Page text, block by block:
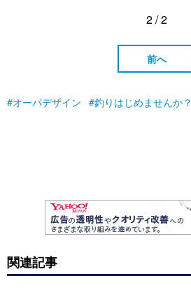
2 / 2
前へ
オーパデザイン 釣りはじめませんか？
関連記事